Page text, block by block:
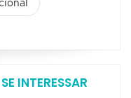
INTERESSAR